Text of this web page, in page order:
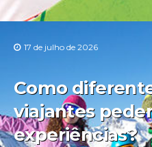
17 de julho de 2026
Como
viajantes
experiências?